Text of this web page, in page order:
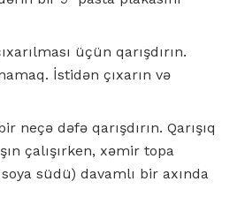
üçün qarışdırın.
İstidən çıxarın və
dəfə qarışdırın. Qarışıq
çalışırken, xəmir topa
südü) davamlı bir axında